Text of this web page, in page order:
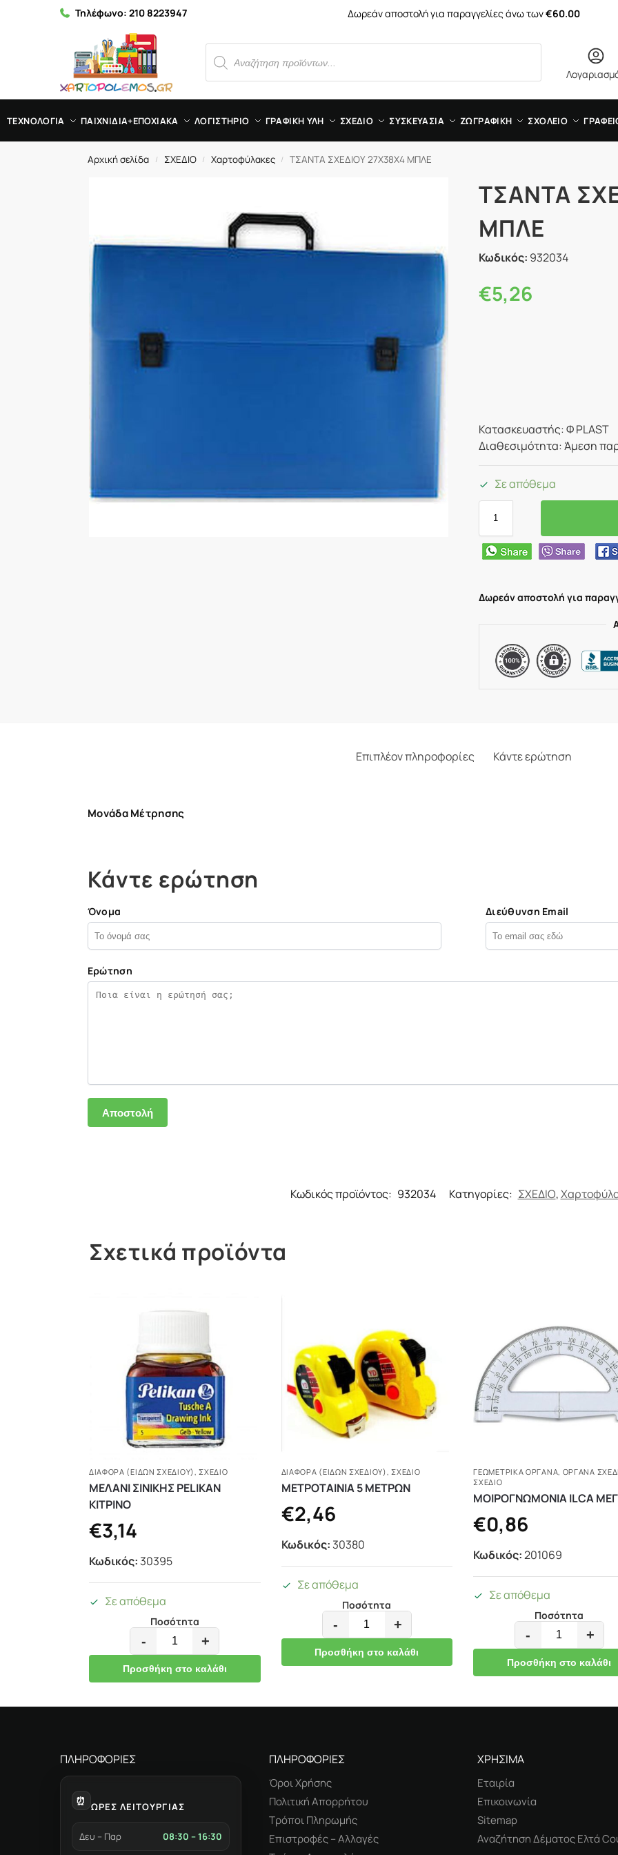
Τηλέφωνο: 210 8223947 Δωρεάν αποστολή για παραγγελίες άνω των€60.00
ΤΕΧΝΟΛΟΓΙΑ ΠΑΙΧΝΙΔΙΑ+ΕΠΟΧΙΑΚΑ ΛΟΓΙΣΤΗΡΙΟ ΓΡΑΦΙΚΗ ΥΛΗ ΣΧΕΔΙΟ ΣΥΣΚΕΥΑΣΙΑ ΖΩΓΡΑΦΙΚΗ ΣΧΟΛΕΙΟ
Αρχική σελίδα / ΣΧΕΔΙΟ / Χαρτοφύλακες / ΤΣΑΝΤΑ ΣΧΕΔΙΟΥ 27Χ38Χ4 ΜΠΛΕ
ΤΣΑΝΤΑ
ΜΠΛΕ
Κωδικός: 932034
€5,26
Κατασκευαστής: Φ PLAST
Διαθεσιμότητα: Άμεση
Σε απόθεμα
Δωρεάν αποστολή για
Επιπλέον πληροφορίες Κάντε ερώτηση
Μονάδα Μέτρησης
Κάντε ερώτηση
Όνομα Διεύθυνση Email
Ερώτηση
Κωδικός προϊόντος: 932034 Κατηγορίες: ΣΧΕΔΙΟ,
Σχετικά προϊόντα
ΔΙΆΦΟΡΑ (ΕΙΔΏΝ ΣΧΕΔΊΟΥ) ,ΣΧΕΔΙΟ
ΜΕΛΑΝΙ ΣΙΝΙΚΗΣ PELIKAN
ΚΙΤΡΙΝΟ
€3,14
Κωδικός: 30395
Σε απόθεμα
Ποσότητα
- +
Προσθήκη στο καλάθι
ΔΙΆΦΟΡΑ (ΕΙΔΏΝ ΣΧΕΔΊΟΥ) ,ΣΧΕΔΙΟ
ΜΕΤΡΟΤΑΙΝΙA 5 ΜΕΤΡΩΝ
€2,46
Κωδικός: 30380
Σε απόθεμα
Ποσότητα
- +
Προσθήκη στο καλάθι
ΓΕΩΜΕΤΡΙΚΆ ΌΡΓΑΝΑ ΟΡΓΑΝΑ
ΣΧΕΔΙΟ
ΜΟΙΡΟΓΝΩΜΟΝΙΑ ILCA
€0,86
Κωδικός:201069
Σε απόθεμα
Ποσότητα
- +
Προσθήκη στο καλάθι
ΠΛΗΡΟΦΟΡΙΕΣ
⏰ ΩΡΕΣ ΛΕΙΤΟΥΡΓΙΑΣ
Δευ – Παρ 08:30 – 16:30
ΠΛΗΡΟΦΟΡΙΕΣ
Όροι Χρήσης
Πολιτική Απορρήτου
Τρόποι Πληρωμής
Επιστροφές – Αλλαγές
ΧΡΗΣΙΜΑ
Εταιρία
Επικοινωνία
Sitemap
Αναζήτηση Δέματος Ελτά